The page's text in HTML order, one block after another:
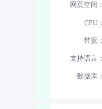
网页空间：
CPU：
带宽：
支持语言：
数据库：